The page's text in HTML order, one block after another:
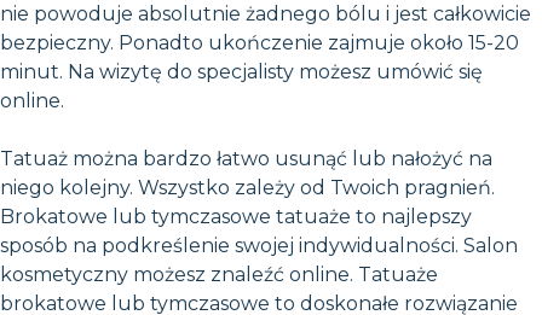
nie powoduje absolutnie żadnego bólu i jest całkowicie
bezpieczny. Ponadto ukończenie zajmuje około 15-20
minut. Na wizytę do specjalisty możesz umówić się
online.
Tatuaż można bardzo łatwo usunąć lub nałożyć na
niego kolejny. Wszystko zależy od Twoich pragnień.
Brokatowe lub tymczasowe tatuaże to najlepszy
sposób na podkreślenie swojej indywidualności. Salon
kosmetyczny możesz znaleźć online. Tatuaże
brokatowe lub tymczasowe to doskonałe rozwiązanie